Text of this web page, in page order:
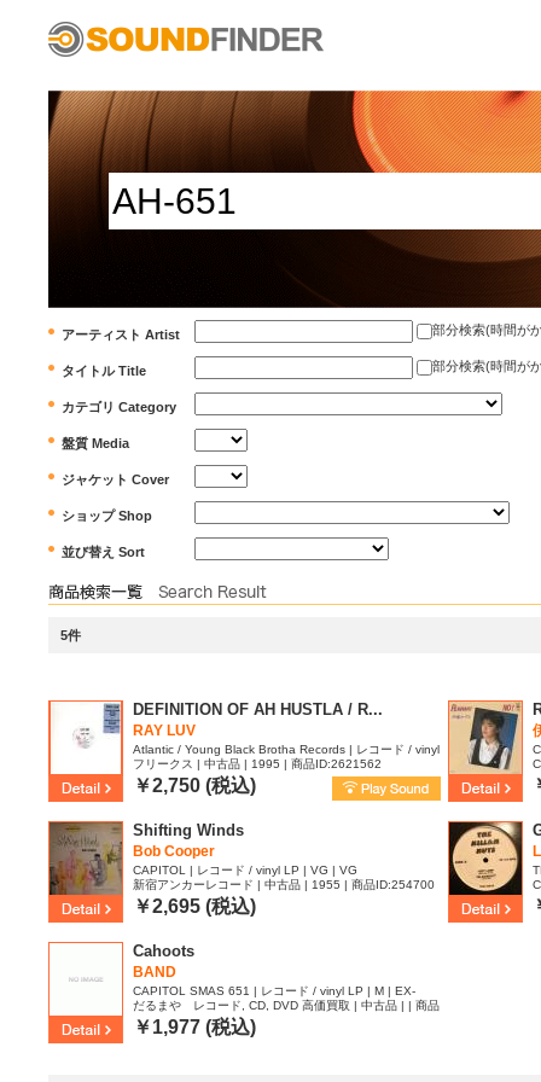
アーティスト Artist 部分検索(時間が
タイトル Title 部分検索(時間が
カテゴリ Category
盤質 Media
ジャケット Cover
ショップ Shop
並び替え Sort
5件
DEFINITION OF AH HUSTLA / R...
RAY LUV
Atlantic / Young Black Brotha Records | レコード / vinyl
12inch | EX | EX
フリークス | 中古品 | 1995 | 商品ID:2621562
￥2,750 (税込)
Shifting Winds
Bob Cooper
CAPITOL | レコード / vinyl LP | VG | VG
新宿アンカーレコード | 中古品 | 1955 | 商品ID:254700
9￥2,695 (税込)
Cahoots
BAND
CAPITOL SMAS 651 | レコード / vinyl LP | M | EX-
だるまや レコード, CD, DVD 高価買取 | 中古品 | | 商品
ID:241123
￥1,977 (税込)